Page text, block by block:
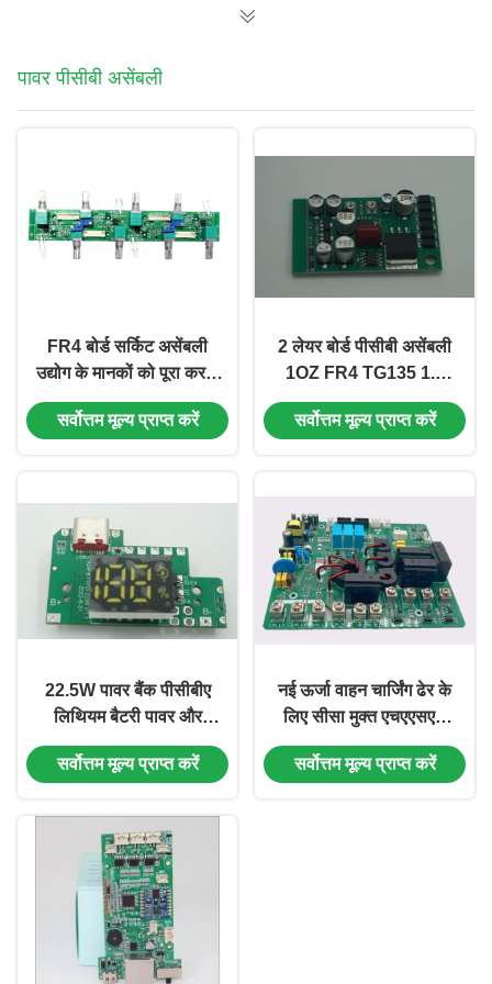
पावर पीसीबी असेंबली
FR4 बोर्ड सर्किट असेंबली
उद्योग के मानकों को पूरा करती
है, जो IPC वर्ग 2 के अनुरूप है
सर्वोत्तम मूल्य प्राप्त करें
2 लेयर बोर्ड पीसीबी असेंबली
1OZ FR4 TG135 1.6
मिमी ग्रीन सोल्डरमास्क के
रूप में ड्राइवर बोआर्ड
सर्वोत्तम मूल्य प्राप्त करें
22.5W पावर बैंक पीसीबीए
लिथियम बैटरी पावर और
मोबाइल चार्जर के लिए कठोर
पीसीबी आपूर्ति के साथ
सर्वोत्तम मूल्य प्राप्त करें
नई ऊर्जा वाहन चार्जिंग ढेर के
लिए सीसा मुक्त एचएएसएल
औद्योगिक पीसीबी विधानसभा
11kw
सर्वोत्तम मूल्य प्राप्त करें